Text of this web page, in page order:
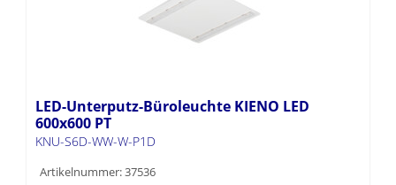
LED-Unterputz-Büroleuchte KIENO LED
600x600 PT
KNU-S6D-WW-W-P1D
Artikelnummer: 37536